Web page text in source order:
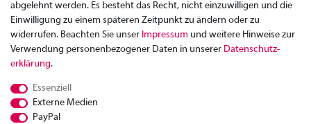
Zahlung
Rücksendung
Datenschutzerklärung
abgelehnt werden. Es besteht das Recht, nicht einzuwilligen und die
Einwilligung zu einem späteren Zeitpunkt zu ändern oder zu
widerrufen. Beachten Sie unser Impressum und weitere Hinweise zur
Verwendung personenbezogener Daten in unserer Daten­schutz­
erklärung.
Essenziell
Externe Medien
PayPal